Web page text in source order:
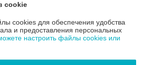
cookie
cookies для обеспечения удобства
и предоставления персональных
настроить файлы cookies или